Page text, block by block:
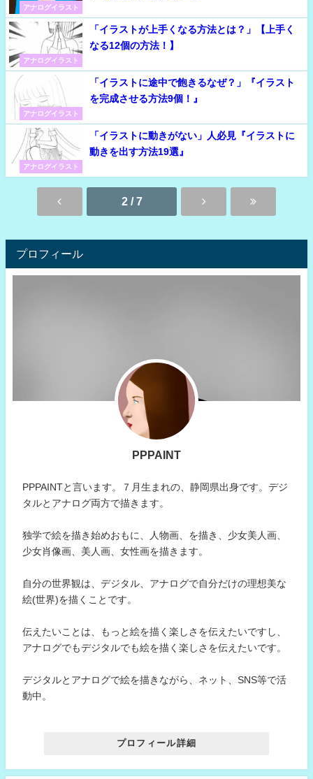
アナログイラスト
アナログイラスト
「イラストが上手くなる方法とは？」【上手く
なる12個の方法！】
アナログイラスト
「イラストに途中で飽きるなぜ？」『イラスト
を完成させる方法9個！』
アナログイラスト
「イラストに動きがない」人必見『イラストに
動きを出す方法19選』
2 / 7
プロフィール
PPPAINT
PPPAINTと言います。７月生まれの、静岡県出身です。デジ
タルとアナログ両方で描きます。
独学で絵を描き始めおもに、人物画、を描き、少女美人画、
少女肖像画、美人画、女性画を描きます。
自分の世界観は、デジタル、アナログで自分だけの理想美な
絵(世界)を描くことです。
伝えたいことは、もっと絵を描く楽しさを伝えたいですし、
アナログでもデジタルでも絵を描く楽しさを伝えたいです。
デジタルとアナログで絵を描きながら、ネット、SNS等で活
動中。
プロフィール詳細